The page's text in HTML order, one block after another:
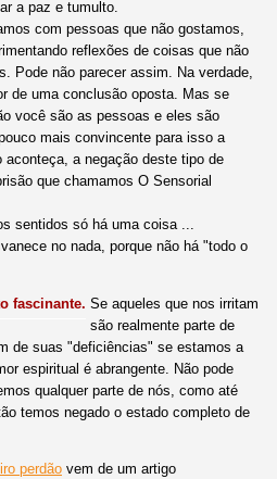
a paz e tumulto.
com pessoas que não gostamos,
reflexões de coisas que não
Pode não parecer assim. Na verdade,
de uma conclusão oposta. Mas se
você são as pessoas e eles são
mais convincente para isso a
a negação deste tipo de
que chamamos O Sensorial
sentidos só há uma coisa ...
no nada, porque não há "todo o
fascinante. Se aqueles que nos irritam
são realmente parte de
de suas "deficiências" se estamos a
espiritual é abrangente. Não pode
qualquer parte de nós, como até
temos negado o estado completo de
perdãovem de um artigo